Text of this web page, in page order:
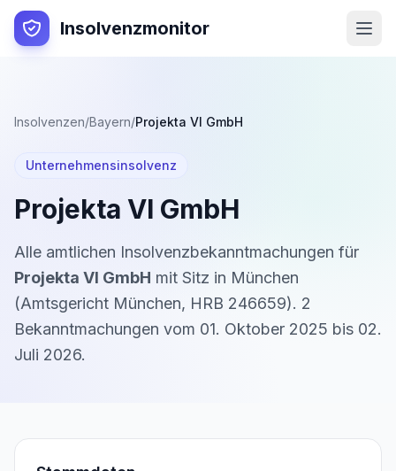
Insolvenzmonitor
Insolvenzen/Bayern/Projekta VI GmbH
Unternehmensinsolvenz
Projekta VI GmbH
Alle amtlichen Insolvenzbekanntmachungen für
Projekta VI GmbH mit Sitz in München
(Amtsgericht München, HRB 246659). 2
Bekanntmachungen vom 01. Oktober 2025 bis 02.
Juli 2026.